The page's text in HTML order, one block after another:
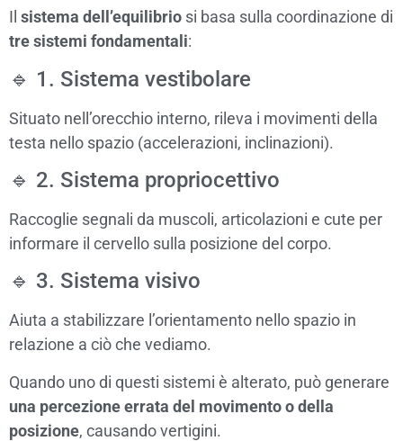
Il sistema dell’equilibrio si basa sulla coordinazione di
tre sistemi fondamentali:
🔹 1. Sistema vestibolare
Situato nell’orecchio interno, rileva i movimenti della
testa nello spazio (accelerazioni, inclinazioni).
🔹 2. Sistema propriocettivo
Raccoglie segnali da muscoli, articolazioni e cute per
informare il cervello sulla posizione del corpo.
🔹 3. Sistema visivo
Aiuta a stabilizzare l’orientamento nello spazio in
relazione a ciò che vediamo.
Quando uno di questi sistemi è alterato, può generare
una percezione errata del movimento o della
posizione, causando vertigini.